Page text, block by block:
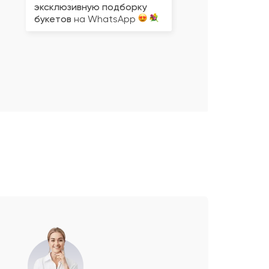
эксклюзивную подборку
букетов на WhatsApp